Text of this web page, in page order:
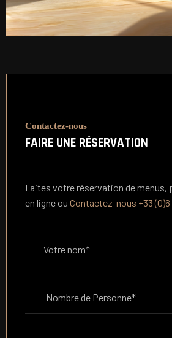
Contactez-nous
FAIRE UNE RÉSERVATION
Faites votre réservation de menus,
en ligne ou Contactez-nous +33 (0)6